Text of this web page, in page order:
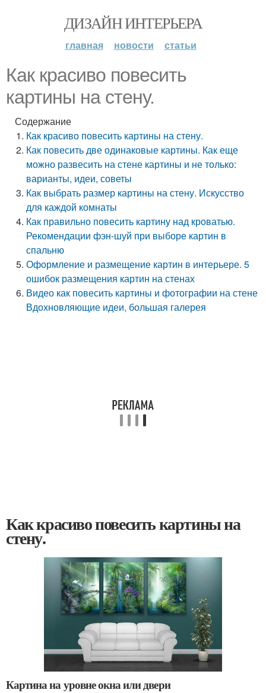
ДИЗАЙН ИНТЕРЬЕРА
главная новости статьи
Как красиво повесить
картины на стену.
Содержание
Как красиво повесить картины на стену.
Как повесить две одинаковые картины. Как еще
можно развесить на стене картины и не только:
варианты, идеи, советы
Как выбрать размер картины на стену. Искусство
для каждой комнаты
Как правильно повесить картину над кроватью.
Рекомендации фэн-шуй при выборе картин в
спальню
Оформление и размещение картин в интерьере. 5
ошибок размещения картин на стенах
Видео как повесить картины и фотографии на стене
Вдохновляющие идеи, большая галерея
Как красиво повесить картины на
стену.
Картина на уровне окна или двери